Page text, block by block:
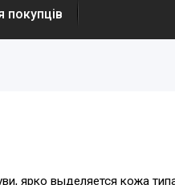
покупців
ярко выделяется кожа